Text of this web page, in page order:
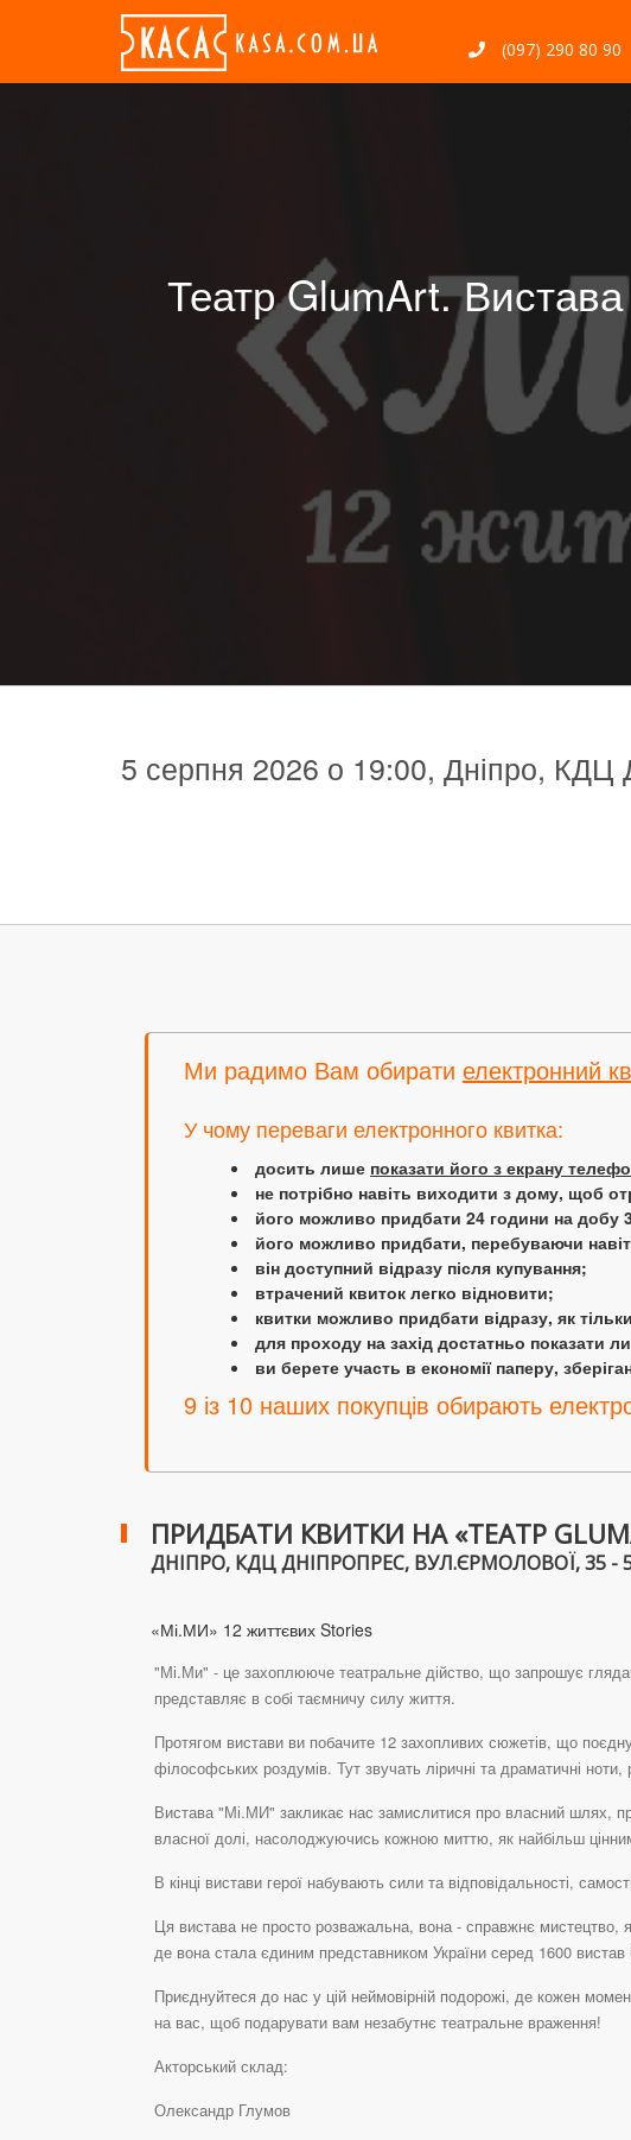
(097) 290 80 90
Театр GlumArt.
5 серпня 2026 о 19:00, Дніпро, КДЦ
Ми радимо Вам обирати електронний
У чому переваги електронного квитка:
досить лише показати його з екрану
не потрібно навіть виходити з дому, щоб
його можливо придбати 24 години на добу
його можливо придбати, перебуваючи
він доступний відразу після купування;
втрачений квиток легко відновити;
квитки можливо придбати відразу, як
для проходу на захід достатньо показати
ви берете участь в економії паперу,
9 із 10 наших покупців обирають
ПРИДБАТИ КВИТКИ НА «ТЕАТР
ДНІПРО, КДЦ ДНІПРОПРЕС, ВУЛ.ЄРМОЛОВОЇ, 35 -
«Мі.МИ» 12 життєвих Stories
"Мі.Ми" - це захоплююче театральне дійство, що запрошує
представляє в собі таємничу силу життя.
Протягом вистави ви побачите 12 захопливих сюжетів, що
філософських роздумів. Тут звучать ліричні та драматичні
Вистава "Мі.МИ" закликає нас замислитися про власний шлях,
власної долі, насолоджуючись кожною миттю, як найбільш
В кінці вистави герої набувають сили та відповідальності,
Ця вистава не просто розважальна, вона - справжнє мистецтво,
де вона стала єдиним представником України серед 1600 вистав
Приєднуйтеся до нас у цій неймовірній подорожі, де кожен
на вас, щоб подарувати вам незабутнє театральне враження!
Акторський склад:
Олександр Глумов